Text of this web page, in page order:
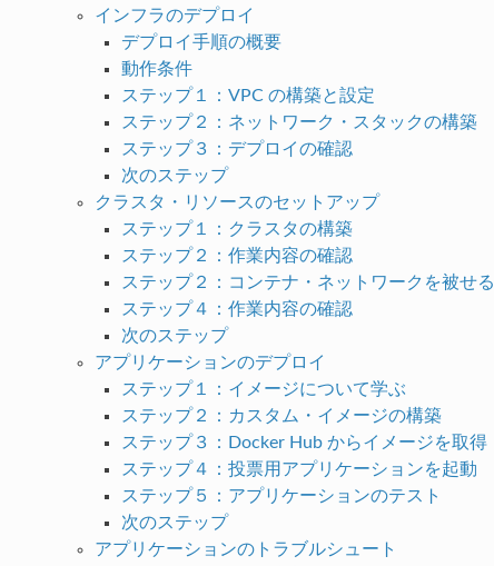
インフラのデプロイ
デプロイ手順の概要
動作条件
ステップ１：VPC の構築と設定
ステップ２：ネットワーク・スタックの構築
ステップ３：デプロイの確認
次のステップ
クラスタ・リソースのセットアップ
ステップ１：クラスタの構築
ステップ２：作業内容の確認
ステップ２：コンテナ・ネットワークを被せる
ステップ４：作業内容の確認
次のステップ
アプリケーションのデプロイ
ステップ１：イメージについて学ぶ
ステップ２：カスタム・イメージの構築
ステップ３：Docker Hub からイメージを取得
ステップ４：投票用アプリケーションを起動
ステップ５：アプリケーションのテスト
次のステップ
アプリケーションのトラブルシュート